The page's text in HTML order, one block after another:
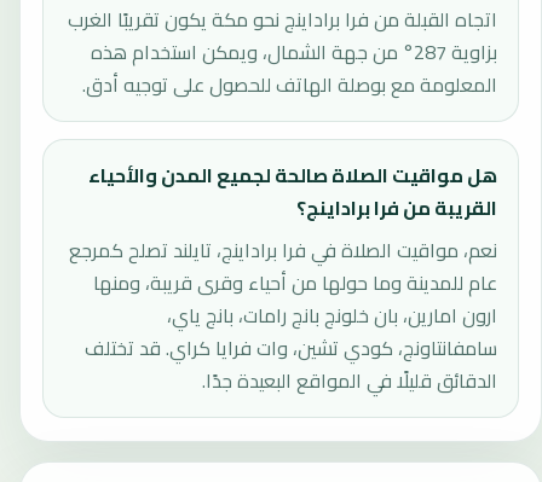
اتجاه القبلة من فرا براداينج نحو مكة يكون تقريبًا الغرب
بزاوية 287° من جهة الشمال، ويمكن استخدام هذه
المعلومة مع بوصلة الهاتف للحصول على توجيه أدق.
هل مواقيت الصلاة صالحة لجميع المدن والأحياء
القريبة من فرا براداينج؟
نعم، مواقيت الصلاة في فرا براداينج، تايلند تصلح كمرجع
عام للمدينة وما حولها من أحياء وقرى قريبة، ومنها
ارون امارين، بان خلونج بانج رامات، بانج ياي،
سامفانتاونج، كودي تشين، وات فرايا كراي. قد تختلف
الدقائق قليلًا في المواقع البعيدة جدًا.